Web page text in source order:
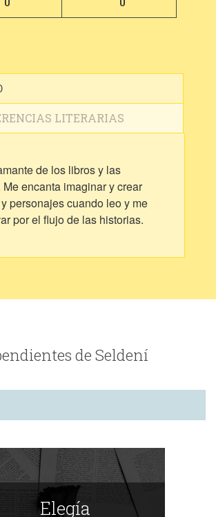
LITERARIAS
de los libros y las
Me encanta imaginar y crear
personajes cuando leo y me
por el flujo de las historias.
de Seldení
Elegía